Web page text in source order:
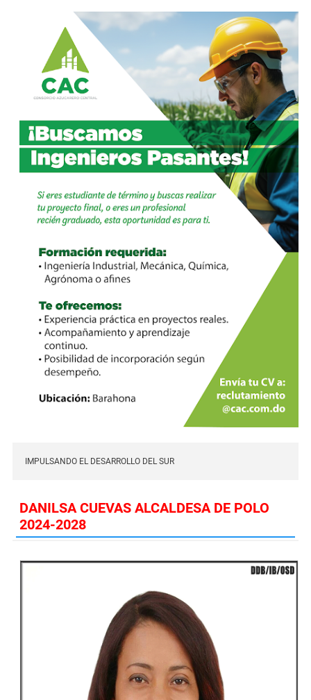
IMPULSANDO EL DESARROLLO DEL SUR
DANILSA CUEVAS ALCALDESA DE POLO
2024-2028